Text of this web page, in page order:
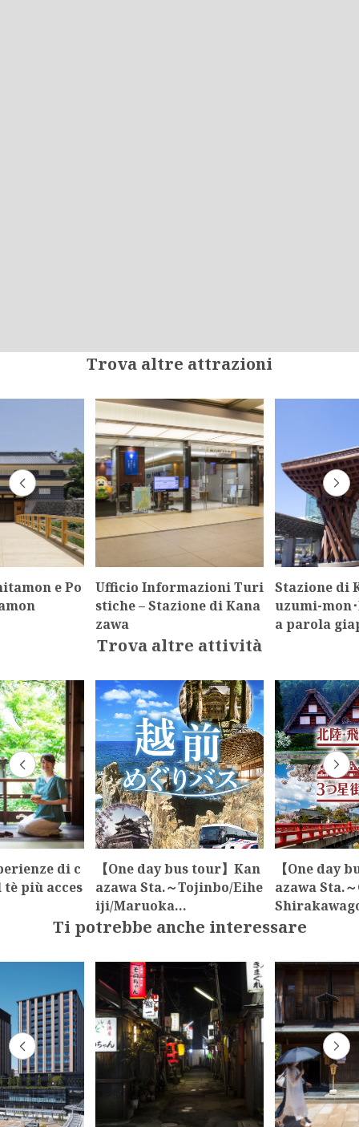
Trova altre attrazioni
e Po
Ufficio Informazioni Turi
stiche – Stazione di Kana
zawa
Stazione di
uzumi-mon
a parola
Trova altre attività
di c
più acces
【One day bus tour】Kan
azawa Sta.～Tojinbo/Eihe
iji/Maruoka…
【One day
azawa Sta.
Ti potrebbe anche interessare